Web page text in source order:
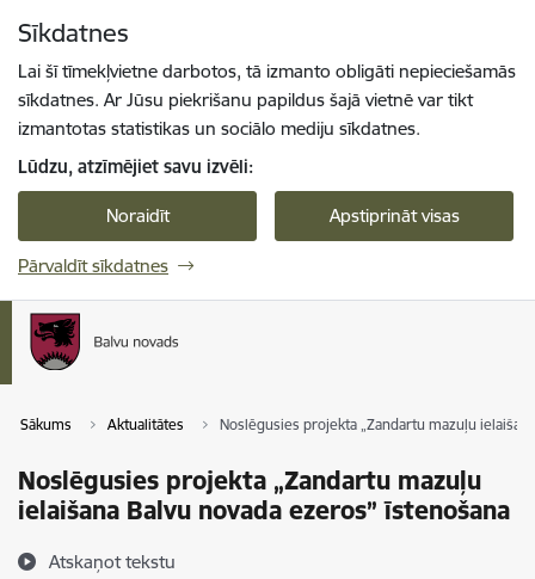
Sīkdatnes
Lai šī tīmekļvietne darbotos, tā izmanto obligāti nepieciešamās
sīkdatnes. Ar Jūsu piekrišanu papildus šajā vietnē var tikt
izmantotas statistikas un sociālo mediju sīkdatnes.
Lūdzu, atzīmējiet savu izvēli:
Noraidīt Apstiprināt visas
Pārvaldīt sīkdatnes
Sākums Aktualitātes Noslēgusies projekta „Zandartu mazuļu
Noslēgusies projekta „Zandartu mazuļu
ielaišana Balvu novada ezeros” īstenošana
Atskaņot tekstu